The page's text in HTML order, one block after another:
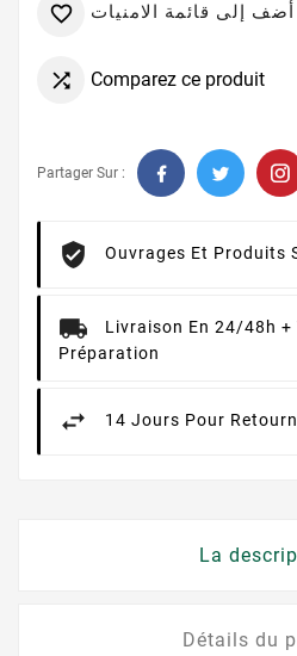
 أضف إلى قائمة الامنيات
 Comparez ce produit
Partager Sur :
Ouvrages Et Produits
Livraison En 24/48h +
Préparation
14 Jours Pour
La
Détails du